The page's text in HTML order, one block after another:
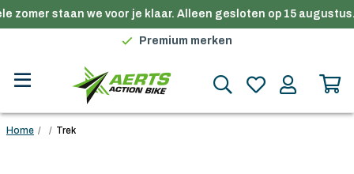
zomer staan we voor je klaar. Alleen gesloten op 15 augustus.
Gratis verzending in België vanaf €100
Premium merken
Gratis verzending in België vanaf €100
Home / / Trek